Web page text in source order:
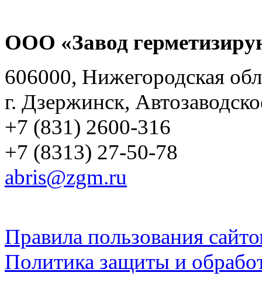
ООО «Завод
606000, Нижегородская
г. Дзержинск,
+7 (831) 2600-316
+7 (8313) 27-50-78
abris@zgm.ru
Правила пользования
Политика защиты и